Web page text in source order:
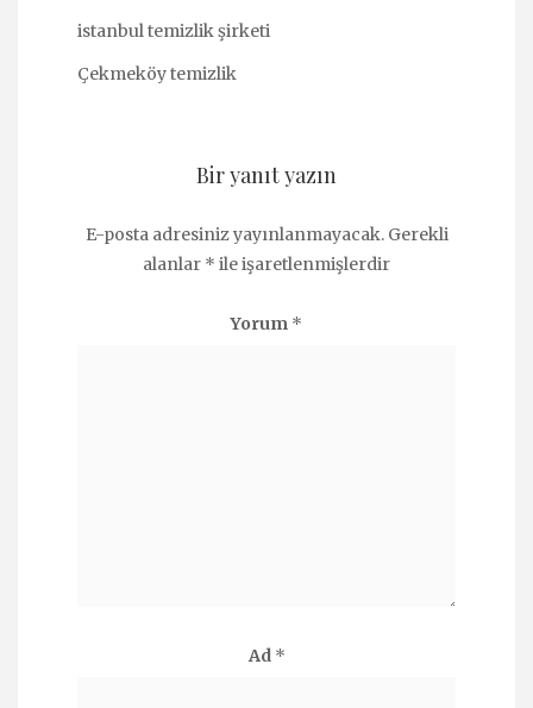
istanbul temizlik şirketi
Çekmeköy temizlik
Bir yanıt yazın
E-posta adresiniz yayınlanmayacak. Gerekli
alanlar * ile işaretlenmişlerdir
Yorum *
Ad *